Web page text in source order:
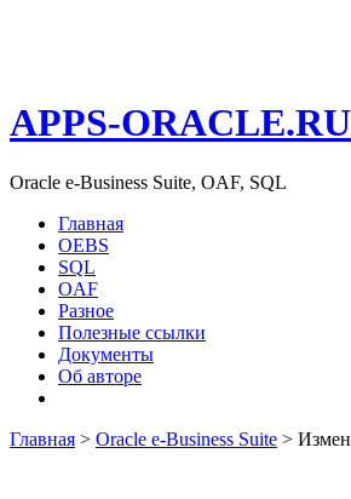
APPS-ORACLE.RU
Oracle e-Business Suite, OAF, SQL
Главная
OEBS
SQL
OAF
Разное
Полезные ссылки
Документы
Об авторе
Главная > Oracle e-Business Suite >